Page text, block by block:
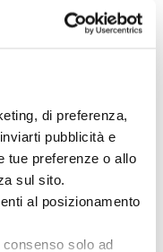
di preferenza,
pubblicità e
tue preferenze o allo
sul sito.
al posizionamento
solo ad
all certified
management
and
long-lasting